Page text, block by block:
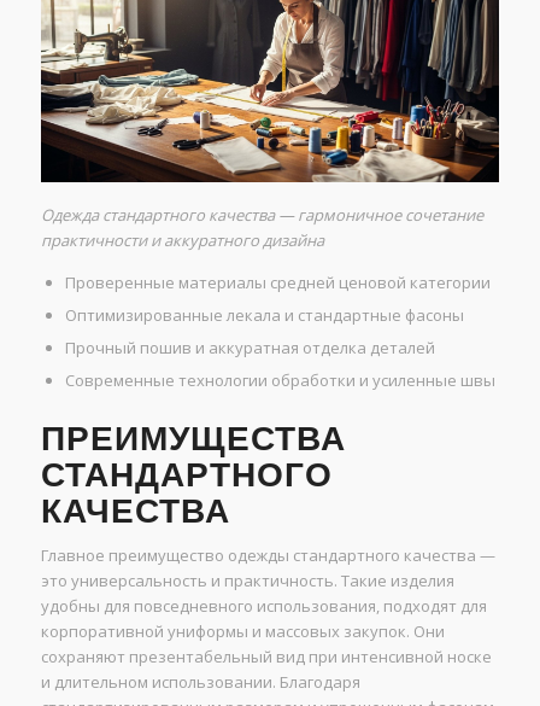
Одежда стандартного качества — гармоничное сочетание
практичности и аккуратного дизайна
Проверенные материалы средней ценовой категории
Оптимизированные лекала и стандартные фасоны
Прочный пошив и аккуратная отделка деталей
Современные технологии обработки и усиленные швы
ПРЕИМУЩЕСТВА
СТАНДАРТНОГО
КАЧЕСТВА
Главное преимущество одежды стандартного качества —
это универсальность и практичность. Такие изделия
удобны для повседневного использования, подходят для
корпоративной униформы и массовых закупок. Они
сохраняют презентабельный вид при интенсивной носке
и длительном использовании. Благодаря